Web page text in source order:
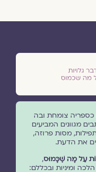
כספריה צומחת ובה
מגוונים המביעים
מסות פרוזה,
את הדעת.
עַל מָה שֶׁכָּמוּס,
ומיניות ובכללם: